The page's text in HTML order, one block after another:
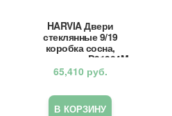
HARVIA Двери
стеклянные 9/19
коробка сосна,
прозрачная D91904M
65,410руб.
В КОРЗИНУ